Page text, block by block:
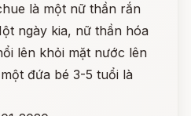
là một nữ thần rắn
ngày kia, nữ thần hóa
lên khỏi mặt nước lên
đứa bé 3-5 tuổi là